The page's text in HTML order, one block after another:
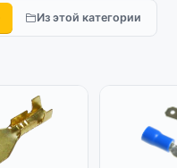
Из этой категории